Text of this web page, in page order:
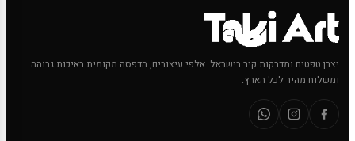
יצרן טפטים ומדבקות קיר בישראל. אלפי עיצובים, הדפסה מקומית באיכות גבוהה
ומשלוח מהיר לכל הארץ.